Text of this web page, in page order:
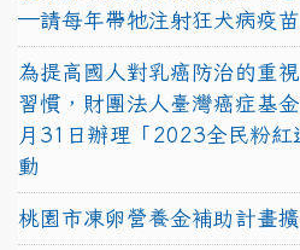
—請每年帶牠注射狂犬病疫
為提高國人對乳癌防治的重
習慣，財團法人臺灣癌症基
月31日辦理「2023全民粉紅
動
桃園市凍卵營養金補助計畫